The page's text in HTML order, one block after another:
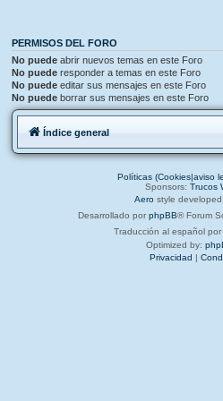
PERMISOS DEL FORO
No puede abrir nuevos temas en este Foro
No puede responder a temas en este Foro
No puede editar sus mensajes en este Foro
No puede borrar sus mensajes en este Foro
Índice general
Políticas (Cookies|aviso
Sponsors: Trucos
Aero style
Desarrollado por phpBB® Forum
Traducción al español por
Optimized by:
Privacidad |